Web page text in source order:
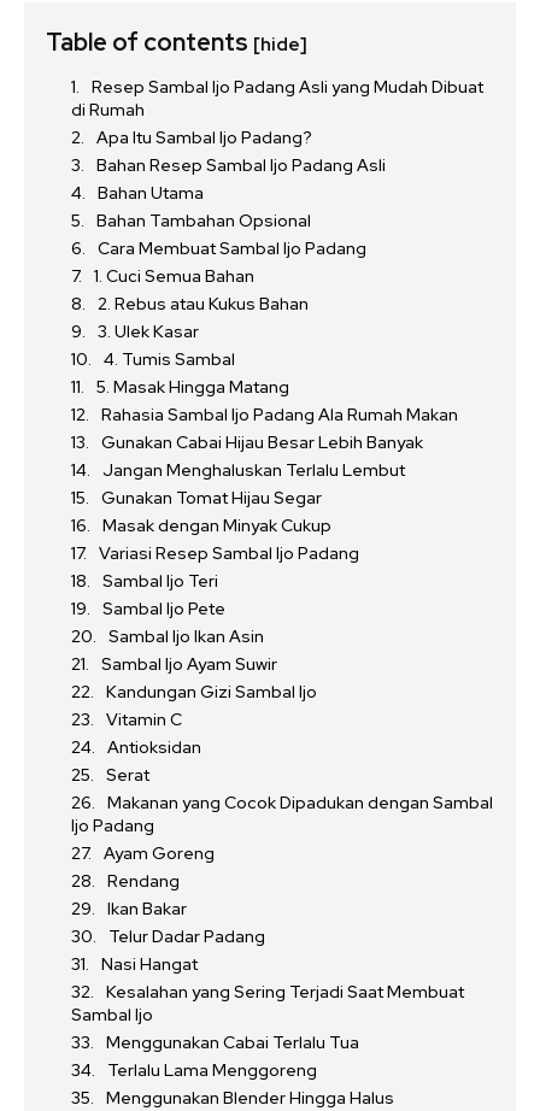
Table of contents [hide]
Resep Sambal Ijo Padang Asli yang Mudah Dibuat
di Rumah
Apa Itu Sambal Ijo Padang?
Bahan Resep Sambal Ijo Padang Asli
Bahan Utama
Bahan Tambahan Opsional
Cara Membuat Sambal Ijo Padang
1. Cuci Semua Bahan
2. Rebus atau Kukus Bahan
3. Ulek Kasar
4. Tumis Sambal
5. Masak Hingga Matang
Rahasia Sambal Ijo Padang Ala Rumah Makan
Gunakan Cabai Hijau Besar Lebih Banyak
Jangan Menghaluskan Terlalu Lembut
Gunakan Tomat Hijau Segar
Masak dengan Minyak Cukup
Variasi Resep Sambal Ijo Padang
Sambal Ijo Teri
Sambal Ijo Pete
Sambal Ijo Ikan Asin
Sambal Ijo Ayam Suwir
Kandungan Gizi Sambal Ijo
Vitamin C
Antioksidan
Serat
Makanan yang Cocok Dipadukan dengan Sambal
Ijo Padang
Ayam Goreng
Rendang
Ikan Bakar
Telur Dadar Padang
Nasi Hangat
Kesalahan yang Sering Terjadi Saat Membuat
Sambal Ijo
Menggunakan Cabai Terlalu Tua
Terlalu Lama Menggoreng
Menggunakan Blender Hingga Halus